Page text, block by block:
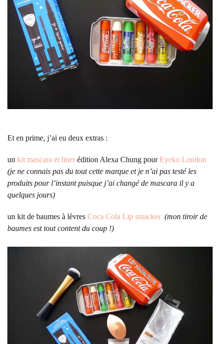
Et en prime, j’ai eu deux extras :
un kit mascara et liner édition Alexa Chung pourEyeko London
(je ne connais pas du tout cette marque et je n’ai pas testé les
produits pour l’instant puisque j’ai changé de mascara il y a
quelques jours)
un kit de baumes à lèvres Coca Cola Lip smacker (mon tiroir de
baumes est tout content du coup !)